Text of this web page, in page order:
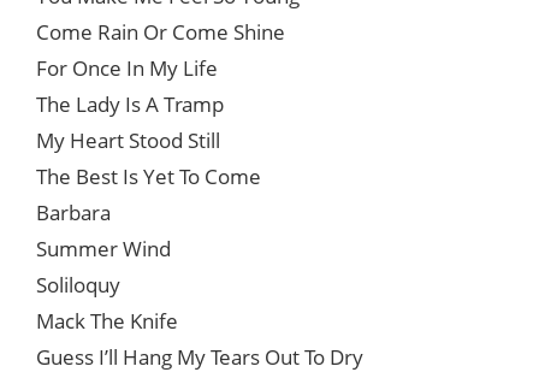
Come Rain Or Come Shine
For Once In My Life
The Lady Is A Tramp
My Heart Stood Still
The Best Is Yet To Come
Barbara
Summer Wind
Soliloquy
Mack The Knife
Guess I’ll Hang My Tears Out To Dry